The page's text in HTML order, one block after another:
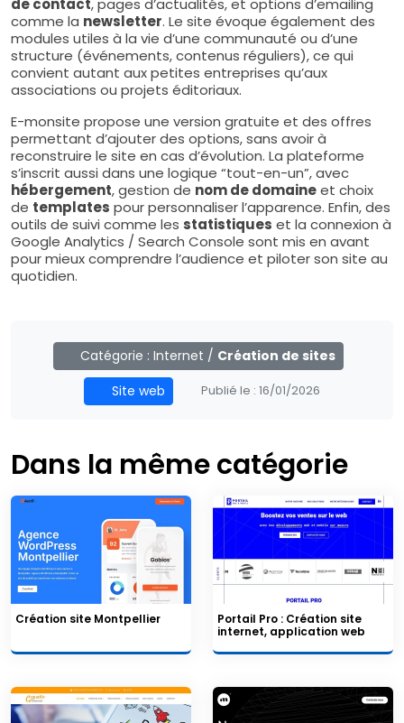
comme la newsletter. Le site évoque également des
modules utiles à la vie d’une communauté ou d’une
structure (événements, contenus réguliers), ce qui
convient autant aux petites entreprises qu’aux
associations ou projets éditoriaux.
E-monsite propose une version gratuite et des offres
permettant d’ajouter des options, sans avoir à
reconstruire le site en cas d’évolution. La plateforme
s’inscrit aussi dans une logique “tout-en-un”, avec
hébergement, gestion de nom de domaineet choix
de templates pour personnaliser l’apparence. Enfin, des
outils de suivi comme les statistiques et la connexion à
Google Analytics / Search Console sont mis en avant
pour mieux comprendre l’audience et piloter son site au
quotidien.
Catégorie :Internet / Création de sites
Site web
Publié le : 16/01/2026
Dans la même catégorie
Création site Montpellier
Portail Pro : Création site
internet, application web